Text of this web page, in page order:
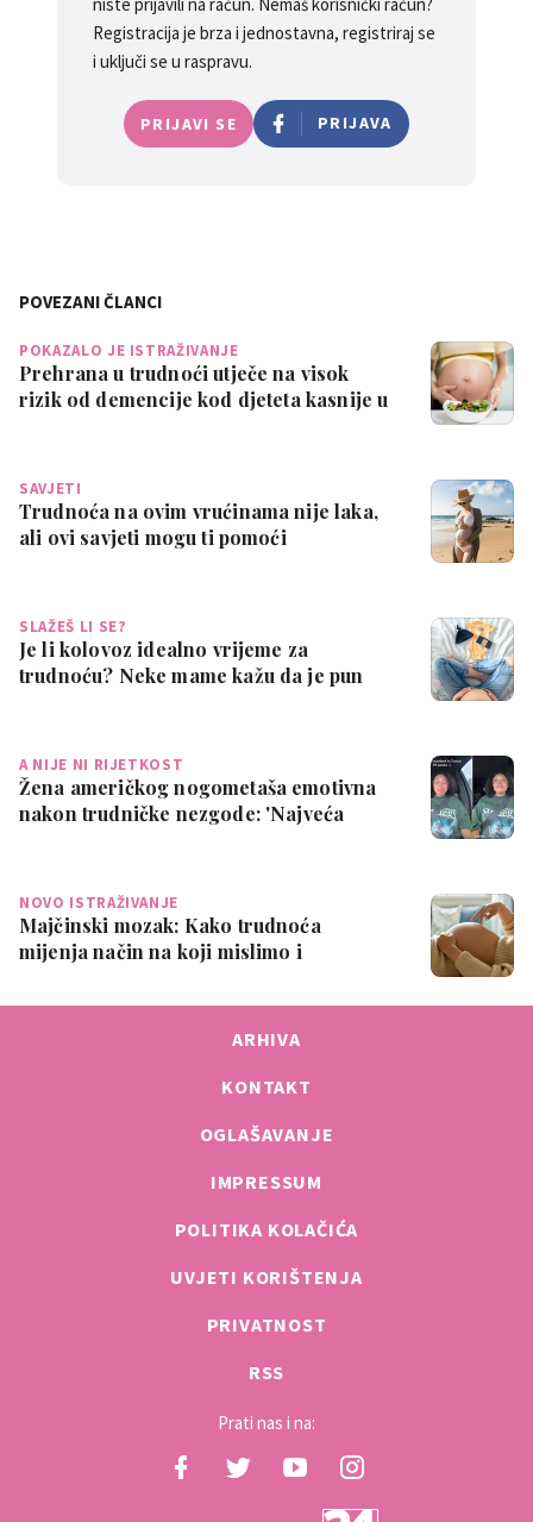
Registracija je brza i jednostavna, registriraj se
i uključi se u raspravu.
PRIJAVI SE PRIJAVA
POVEZANI ČLANCI
POKAZALO JE ISTRAŽIVANJE
Prehrana u trudnoći utječe na visok
rizik od demencije kod djeteta kasnije u
SAVJETI
Trudnoća na ovim vrućinama nije laka,
ali ovi savjeti mogu ti pomoći
SLAŽEŠ LI SE?
Je li kolovoz idealno vrijeme za
trudnoću? Neke mame kažu da je pun
A NIJE NI RIJETKOST
Žena američkog nogometaša emotivna
nakon trudničke nezgode: 'Najveća
NOVO ISTRAŽIVANJE
Majčinski mozak: Kako trudnoća
mijenja način na koji mislimo i
ARHIVA
KONTAKT
OGLAŠAVANJE
IMPRESSUM
POLITIKA KOLAČIĆA
UVJETI KORIŠTENJA
PRIVATNOST
RSS
Prati nas i na: